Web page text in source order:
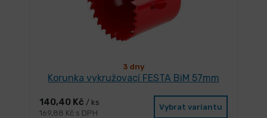
3 dny
Korunka vykružovací FESTA BiM 57mm
140,40 Kč / ks
169,88 Kč s DPH
Vybrat variantu